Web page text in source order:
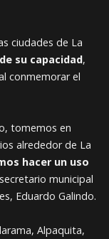
ciudades de La
su capacidad,
conmemorar el
tomemos en
alrededor de La
hacer un uso
municipal
Eduardo Galindo.
Alpaquita,